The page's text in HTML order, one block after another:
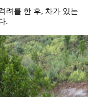
려를 한 후, 차가 있는
.